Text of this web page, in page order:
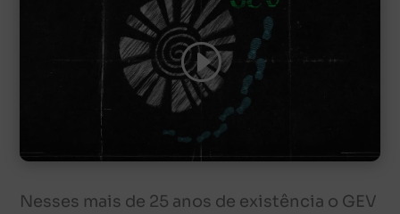
Clique para aceitar os cookies
marketing e ativar este conteúdo
Nesses mais de 25 anos de existência o GEV